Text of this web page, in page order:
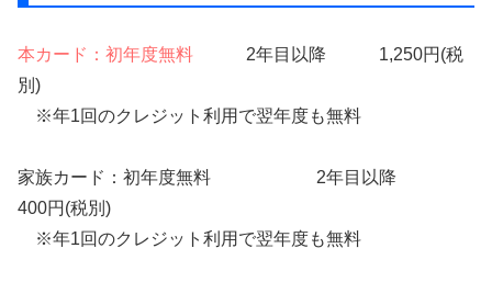
本カード：初年度無料 2年目以降 1,250円(税
別)
※年1回のクレジット利用で翌年度も無料
家族カード：初年度無料 2年目以降
400円(税別)
※年1回のクレジット利用で翌年度も無料